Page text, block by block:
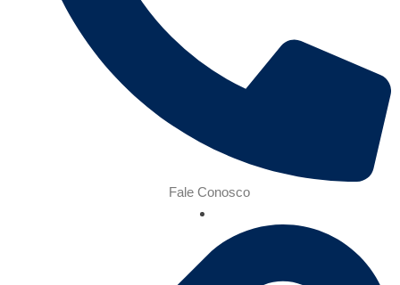
Fale Conosco